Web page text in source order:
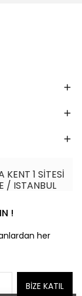
1 SİTESİ
/ ISTANBUL
!
her
BİZE KATIL